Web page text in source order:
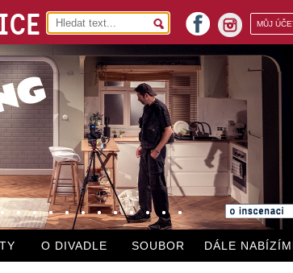
MŮJ
instagram
facebook
O DIVADLE SOUBOR DÁLE